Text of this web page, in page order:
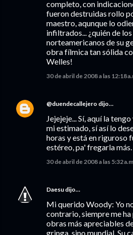
completo, con
fueron destruidas rollo
maestro, aqunque lo
infiltrados... ¿quién de
norteamericanos de su
obra fílmica tan sólida
Welles!
30 de abril de 2008 a las 12:18
@duendecallejero dijo…
Jejejeje... Sí, aquí la
mi estimado, sí así lo
horas y está en riguroso
estéreo, pa' fregarla más.
30 de abril de 2008 a las 5:32
Daesu dijo…
Mi querido Woody: Yo
contrario, siempre me ha
obras más apreciables
gringa, sino mundial. Su